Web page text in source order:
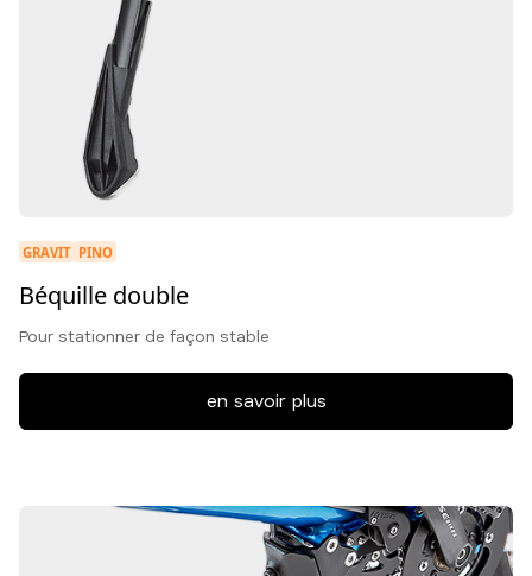
GRAVIT PINO
Béquille double
Pour stationner de façon stable
en savoir plus